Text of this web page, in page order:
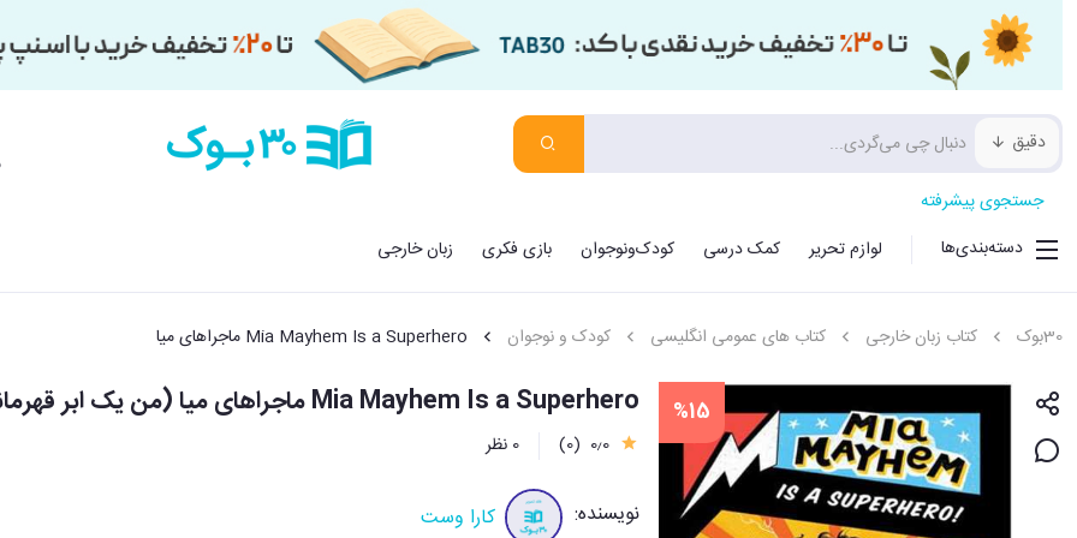
دقیق
جستجوی پیشرفته
دسته‌بندی‌ها
لوازم تحریر کمک درسی کودک‌ونوجوان بازی فکری زبان خارجی
30بوک کتاب زبان خارجی کتاب های عمومی انگلیسی کودک و نوجوان Mia Mayhem Is a Superhero ماجراهای میا
%15 Mia Mayhem Is a Superhero ماجراهای میا (من یک ابر قهرمانم)
0٫0 (0) 0 نظر
نویسنده: کارا وست